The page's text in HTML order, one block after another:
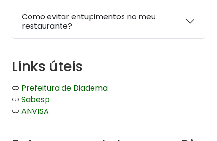
Como evitar entupimentos no meu
restaurante?
Links úteis
Prefeitura de Diadema
Sabesp
ANVISA